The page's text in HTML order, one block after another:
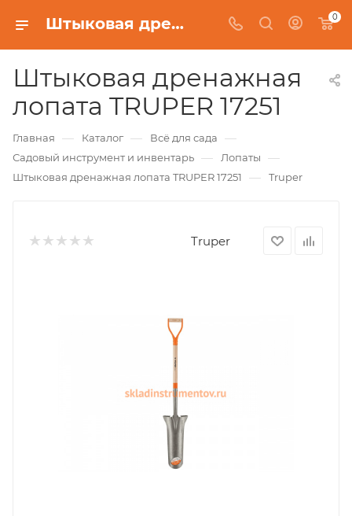
Штыковая дренажная лопата TRUPER 17251 0
Штыковая дренажная
лопата TRUPER 17251
Главная — Каталог — Всё для сада —
Садовый инструмент и инвентарь — Лопаты —
Штыковая дренажная лопата TRUPER 17251 — Truper
Truper